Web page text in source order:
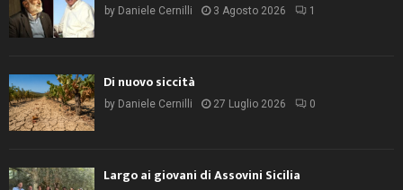
by Daniele Cernilli 3 Agosto 2026 1
Di nuovo siccità
by Daniele Cernilli 27 Luglio 2026 0
Largo ai giovani di Assovini Sicilia